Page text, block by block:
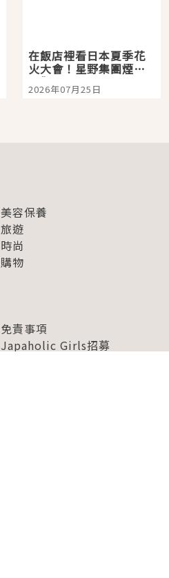
在飯店裡看日本夏季花
火大會！星野集團煙火
景觀飯店6選，讓你不用
人擠人悠閒欣賞
2026年07月25日
美容保養
旅遊
時尚
購物
免責事項
Japaholic Girls招募